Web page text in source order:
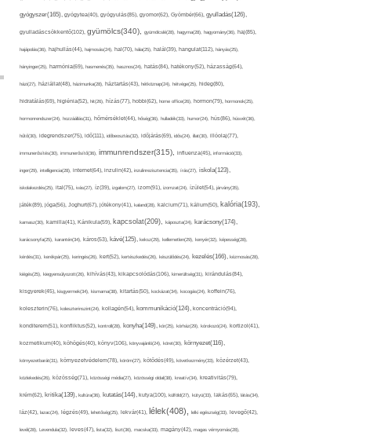
gyógyszer(165), gyógytea(40), gyógyulás(85), gyomor(62), Gyömbér(66), gyulladás(126),
gyulladáscsökkentő(102), gyümölcs(340), gyümölcslé(28), hagyma(28), hagyomány(36), haj(85),
hajápolás(36), hajhullás(44), hajmosás(24), hal(70), hála(25), halál(39), hangulat(112), hányás(25),
hányinger(25), harmónia(69), hasmenés(35), hasznos(24), hatás(84), hatékony(52), házasság(64),
házi(27), háziállat(48), házimunka(28), háztartás(43), hétköznap(24), hétvége(25), hideg(80),
hidratálás(69), higiénia(52), hit(26), hízás(77), hobbi(62), home office(26), hormon(79), hormonok(25),
hormonrendszer(24), hozzáállás(31), hőmérséklet(44), hőség(36), hulladék(33), humor(24), hús(86), húsvét(36),
hűtő(30), idegrendszer(75), idő(111), időbeosztás(32), időjárás(69), idős(24), illat(30), illóolaj(77),
immunerősítés(30), immunerősítő(36), immunrendszer(315), influenza(45), információ(33),
inger(29), intelligencia(28), internet(64), inzulin(42), inzulinrezisztencia(35), írás(27), iskola(123),
iskolakezdés(25), ital(75), ivás(27), íz(39), izgalom(27), izom(91), izomzat(24), ízület(54), járvány(35),
játék(89), jóga(56), Joghurt(67), jótékony(41), kaland(28), kalcium(71), kálium(50), kalória(193),
kamasz(30), kamilla(41), Kánikula(59), kapcsolat(209), káposzta(24), karácsony(174),
karácsonyfa(25), karantén(34), káros(53), kávé(125), keksz(29), kellemetlen(29), kenyér(32), képesség(28),
kérdés(31), kerékpár(25), keringés(26), kert(52), kertészkedés(26), készülődés(24), kezelés(166), kézmosás(28),
kiégés(25), kiegyensúlyozott(26), kihívás(43), kikapcsolódás(106), kimerültség(31), kirándulás(84),
kisgyerek(45), kisgyermek(34), kismama(38), kitartás(50), kockázat(34), kocogás(24), koffein(76),
koleszterin(76), koleszterinszint(24), kollagén(54), kommunikáció(124), koncentráció(94),
konditerem(51), konfliktus(52), kontroll(28), konyha(149), kór(25), kórház(29), kórokozó(24), kortizol(41),
kozmetikum(40), köhögés(40), könyv(106), könyvajánló(24), köret(30), környezet(116),
környezetbarát(31), környezetvédelem(78), köröm(27), kötődés(49), következmény(33), közérzet(43),
közlekedés(26), közösség(71), közösségi média(27), közösségi oldal(38), kreatív(34), kreativitás(79),
krém(62), kritika(139), kultúra(36), kutatás(144), kutya(100), külföld(27), kütyü(33), lakás(65), látás(34),
láz(42), lazac(24), légzés(49), lehetőség(25), lekvár(41), lélek(408), lelki egészség(33), levegő(42),
levél(28), Levendula(32), leves(47), lista(32), liszt(36), macska(33), magány(42), magas vérnyomás(28),